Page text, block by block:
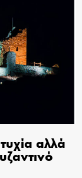
αλλά